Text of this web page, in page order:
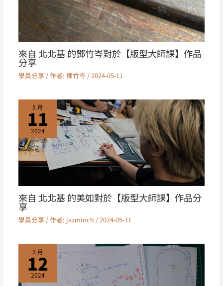
來自 北北基 的鄧竹岑對於【版型大師課】作品
分享
學員分享 / 作者: 鄧竹岑 /2024-05-11
5 月
11
2024
來自 北北基 的美如對於【版型大師課】作品分
享
學員分享 / 作者: jazminch /2024-05-11
5 月
12
2024